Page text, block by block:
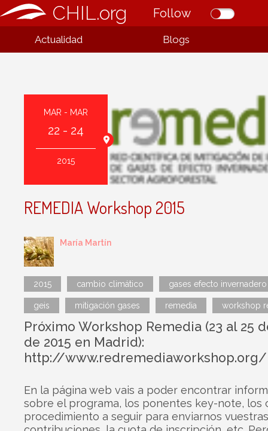
CHIL.org Follow
Actualidad Blogs
MAR - MAR
22 - 24
2015
Superior de
Madrid
REMEDIA Workshop 2015
María Martín
2015 cambio climático gases efecto invernadero
geis mitigación gases remedia workshop
Próximo Workshop Remedia (23 al 25
de 2015 en Madrid):
http://www.redremediaworkshop.org/
En la página web vais a poder encontrar
sobre el programa, los ponentes key-note, los
procedimiento a seguir para enviarnos vuestras